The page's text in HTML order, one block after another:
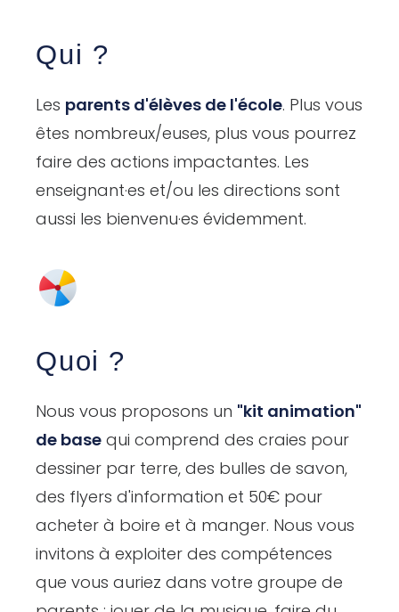
Qui ?
Les parents d'élèves de l'école. Plus vous
êtes nombreux/euses, plus vous pourrez
faire des actions impactantes. Les
enseignant·es et/ou les directions sont
aussi les bienvenu·es évidemment.
Quoi ?
Nous vous proposons un "kit animation"
de base qui comprend des craies pour
dessiner par terre, des bulles de savon,
des flyers d'information et 50€ pour
acheter à boire et à manger. Nous vous
invitons à exploiter des compétences
que vous auriez dans votre groupe de